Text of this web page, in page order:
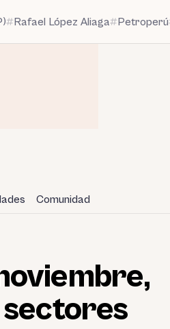
Rafael López Aliaga Petroperú
Comunidad
sectores